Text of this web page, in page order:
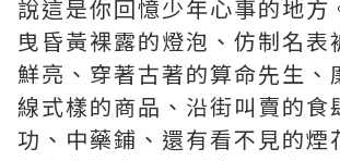
說這是你回憶少年心事的地方
曳昏黃裸露的燈泡、仿制名表
鮮亮、穿著古著的算命先生、
線式樣的商品、沿街叫賣的食
功、中藥鋪、還有看不見的煙